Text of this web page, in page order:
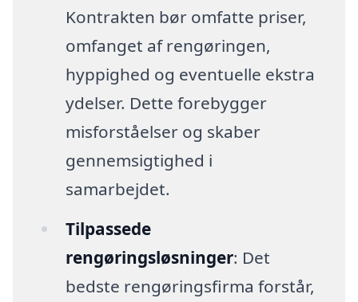
Kontrakten bør omfatte priser,
omfanget af rengøringen,
hyppighed og eventuelle ekstra
ydelser. Dette forebygger
misforståelser og skaber
gennemsigtighed i
samarbejdet.
Tilpassede
rengøringsløsninger: Det
bedste rengøringsfirma forstår,